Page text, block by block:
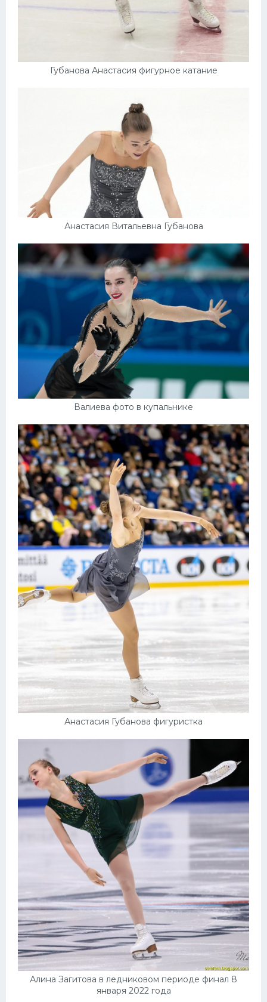
Губанова Анастасия фигурное катание
Анастасия Витальевна Губанова
Валиева фото в купальнике
Анастасия Губанова фигуристка
Алина Загитова в ледниковом периоде финал 8
января 2022 года